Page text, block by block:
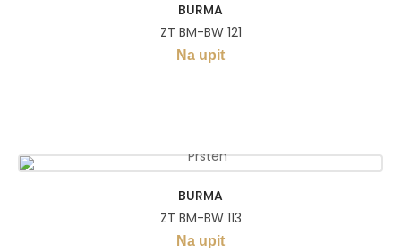
BURMA
ZT BM-BW 121
Na upit
BURMA
ZT BM-BW 113
Na upit